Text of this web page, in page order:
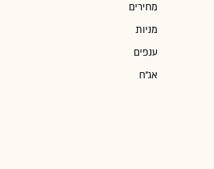
מחירים
מניות
ענפים
אג"ח